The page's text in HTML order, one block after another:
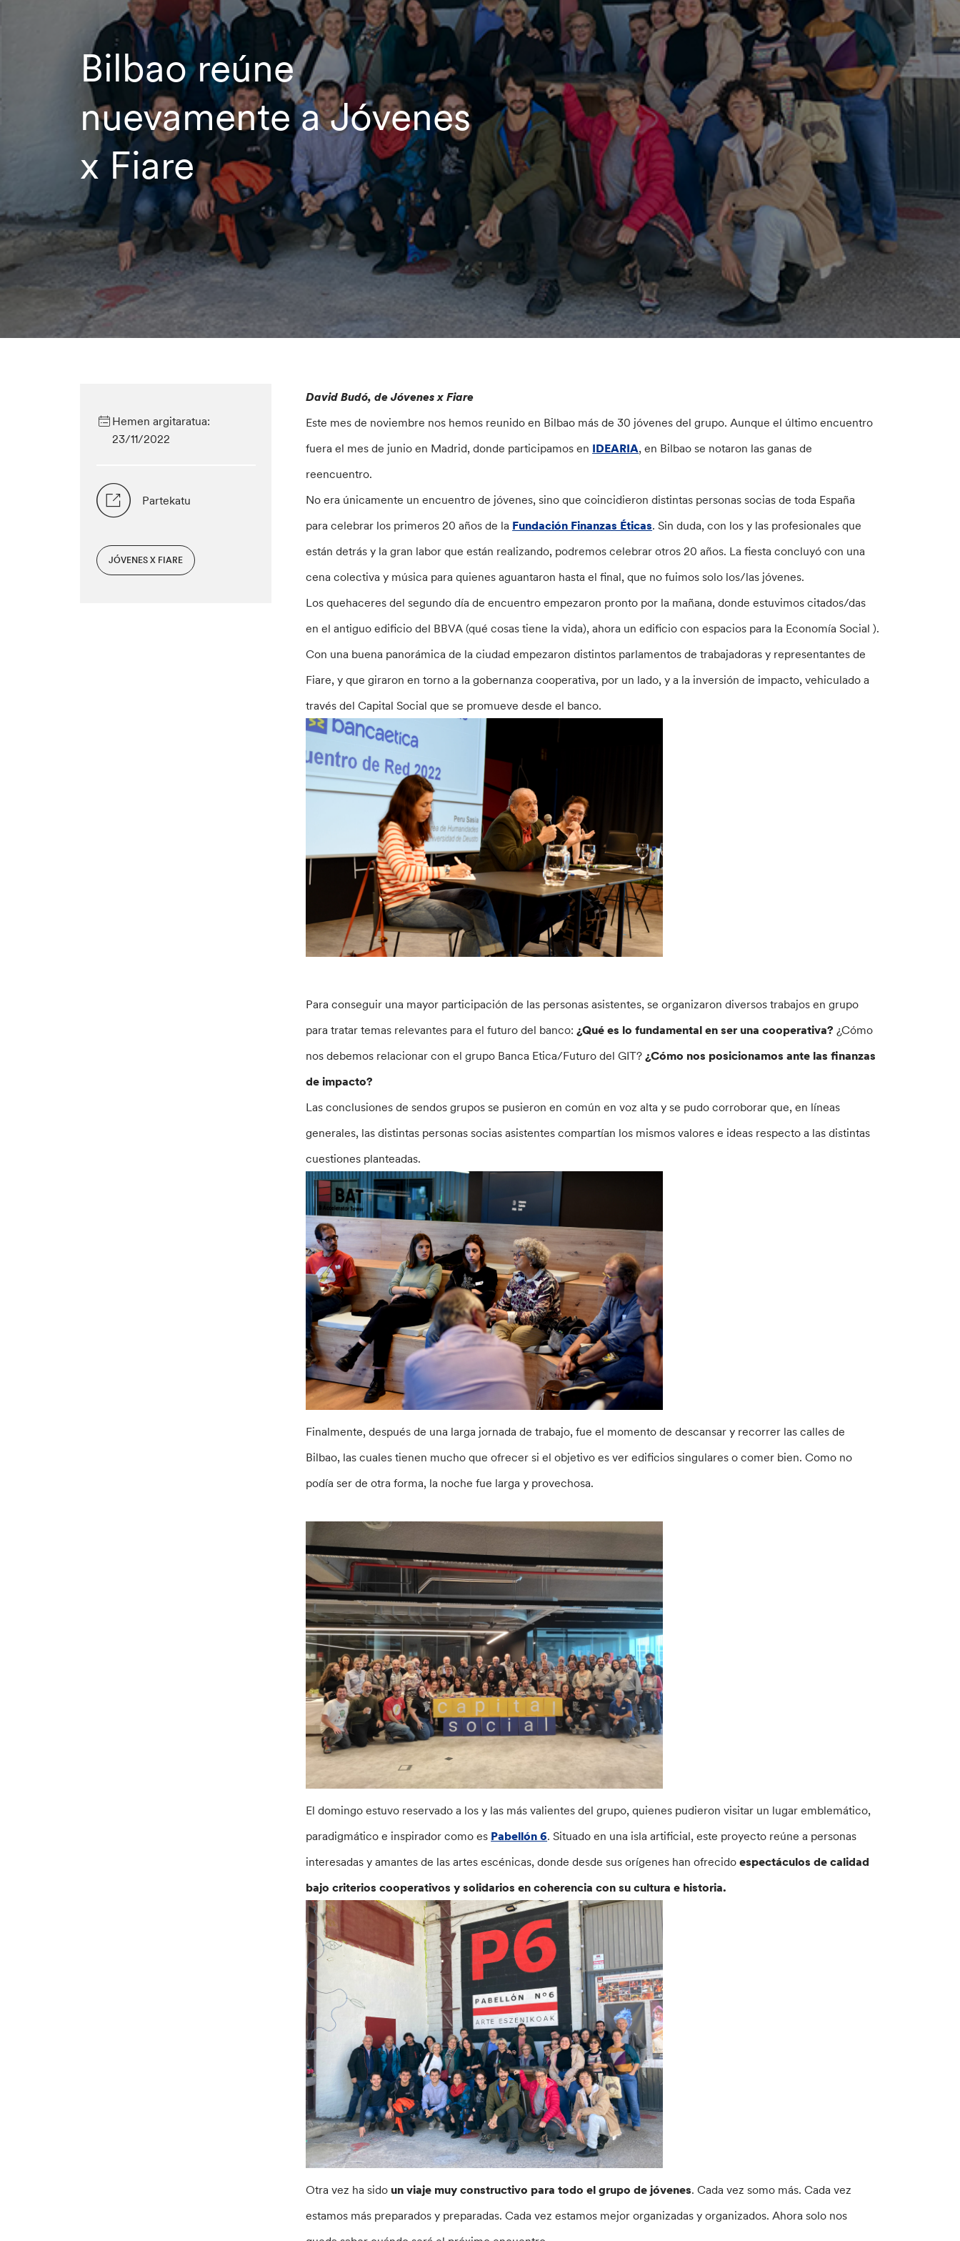
Bilbao reúne
nuevamente a Jóvenes
x Fiare
Hemen argitaratua:
23/11/2022
Partekatu
JÓVENES X FIARE
David Budó, de Jóvenes x Fiare
Este mes de noviembre nos hemos reunido en Bilbao más de 30 jóvenes del grupo. Aunque el último encuentro
fuera el mes de junio en Madrid, donde participamos en IDEARIA, en Bilbao se notaron las ganas de
reencuentro.
No era únicamente un encuentro de jóvenes, sino que coincidieron distintas personas socias de toda España
para celebrar los primeros 20 años de la Fundación Finanzas Éticas. Sin duda, con los y las profesionales que
están detrás y la gran labor que están realizando, podremos celebrar otros 20 años. La fiesta concluyó con una
cena colectiva y música para quienes aguantaron hasta el final, que no fuimos solo los/las jóvenes.
Los quehaceres del segundo día de encuentro empezaron pronto por la mañana, donde estuvimos citados/das
en el antiguo edificio del BBVA (qué cosas tiene la vida), ahora un edificio con espacios para la Economía Social ).
Con una buena panorámica de la ciudad empezaron distintos parlamentos de trabajadoras y representantes de
Fiare, y que giraron en torno a la gobernanza cooperativa, por un lado, y a la inversión de impacto, vehiculado a
través del Capital Social que se promueve desde el banco.
Para conseguir una mayor participación de las personas asistentes, se organizaron diversos trabajos en grupo
para tratar temas relevantes para el futuro del banco: ¿Qué es lo fundamental en ser una cooperativa? ¿Cómo
nos debemos relacionar con el grupo Banca Etica/Futuro del GIT? ¿Cómo nos posicionamos ante las finanzas
de impacto?
Las conclusiones de sendos grupos se pusieron en común en voz alta y se pudo corroborar que, en líneas
generales, las distintas personas socias asistentes compartían los mismos valores e ideas respecto a las distintas
cuestiones planteadas.
Finalmente, después de una larga jornada de trabajo, fue el momento de descansar y recorrer las calles de
Bilbao, las cuales tienen mucho que ofrecer si el objetivo es ver edificios singulares o comer bien. Como no
podía ser de otra forma, la noche fue larga y provechosa.
El domingo estuvo reservado a los y las más valientes del grupo, quienes pudieron visitar un lugar emblemático,
paradigmático e inspirador como es Pabellón 6. Situado en una isla artificial, este proyecto reúne a personas
interesadas y amantes de las artes escénicas, donde desde sus orígenes han ofrecidoespectáculos de calidad
bajo criterios cooperativos y solidarios en coherencia con su cultura e historia.
Otra vez ha sido un viaje muy constructivo para todo el grupo de jóvenes. Cada vez somo más. Cada vez
estamos más preparados y preparadas. Cada vez estamos mejor organizadas y organizados. Ahora solo nos